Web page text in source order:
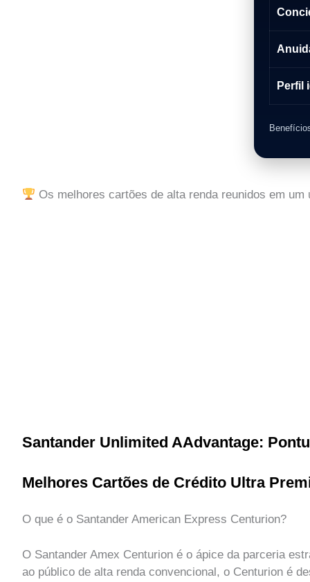
Perfil
Os melhores cartões de alta renda reunidos em um
Santander Unlimited AAdvantage:
Melhores Cartões de Crédito Ultra
O que é o Santander American Express Centurion?
O Santander Amex Centurion é o ápice da parceria
ao público de alta renda convencional, o Centurion é